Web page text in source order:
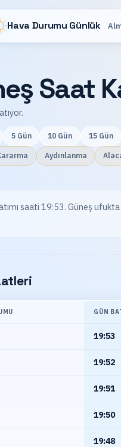
Hava Durumu Günlük
Saat
5 Gün 10 Gün 15 Gün
Aydınlanma
saati 19:53. Güneş
GÜN
19:53
19:52
19:51
19:50
19:48